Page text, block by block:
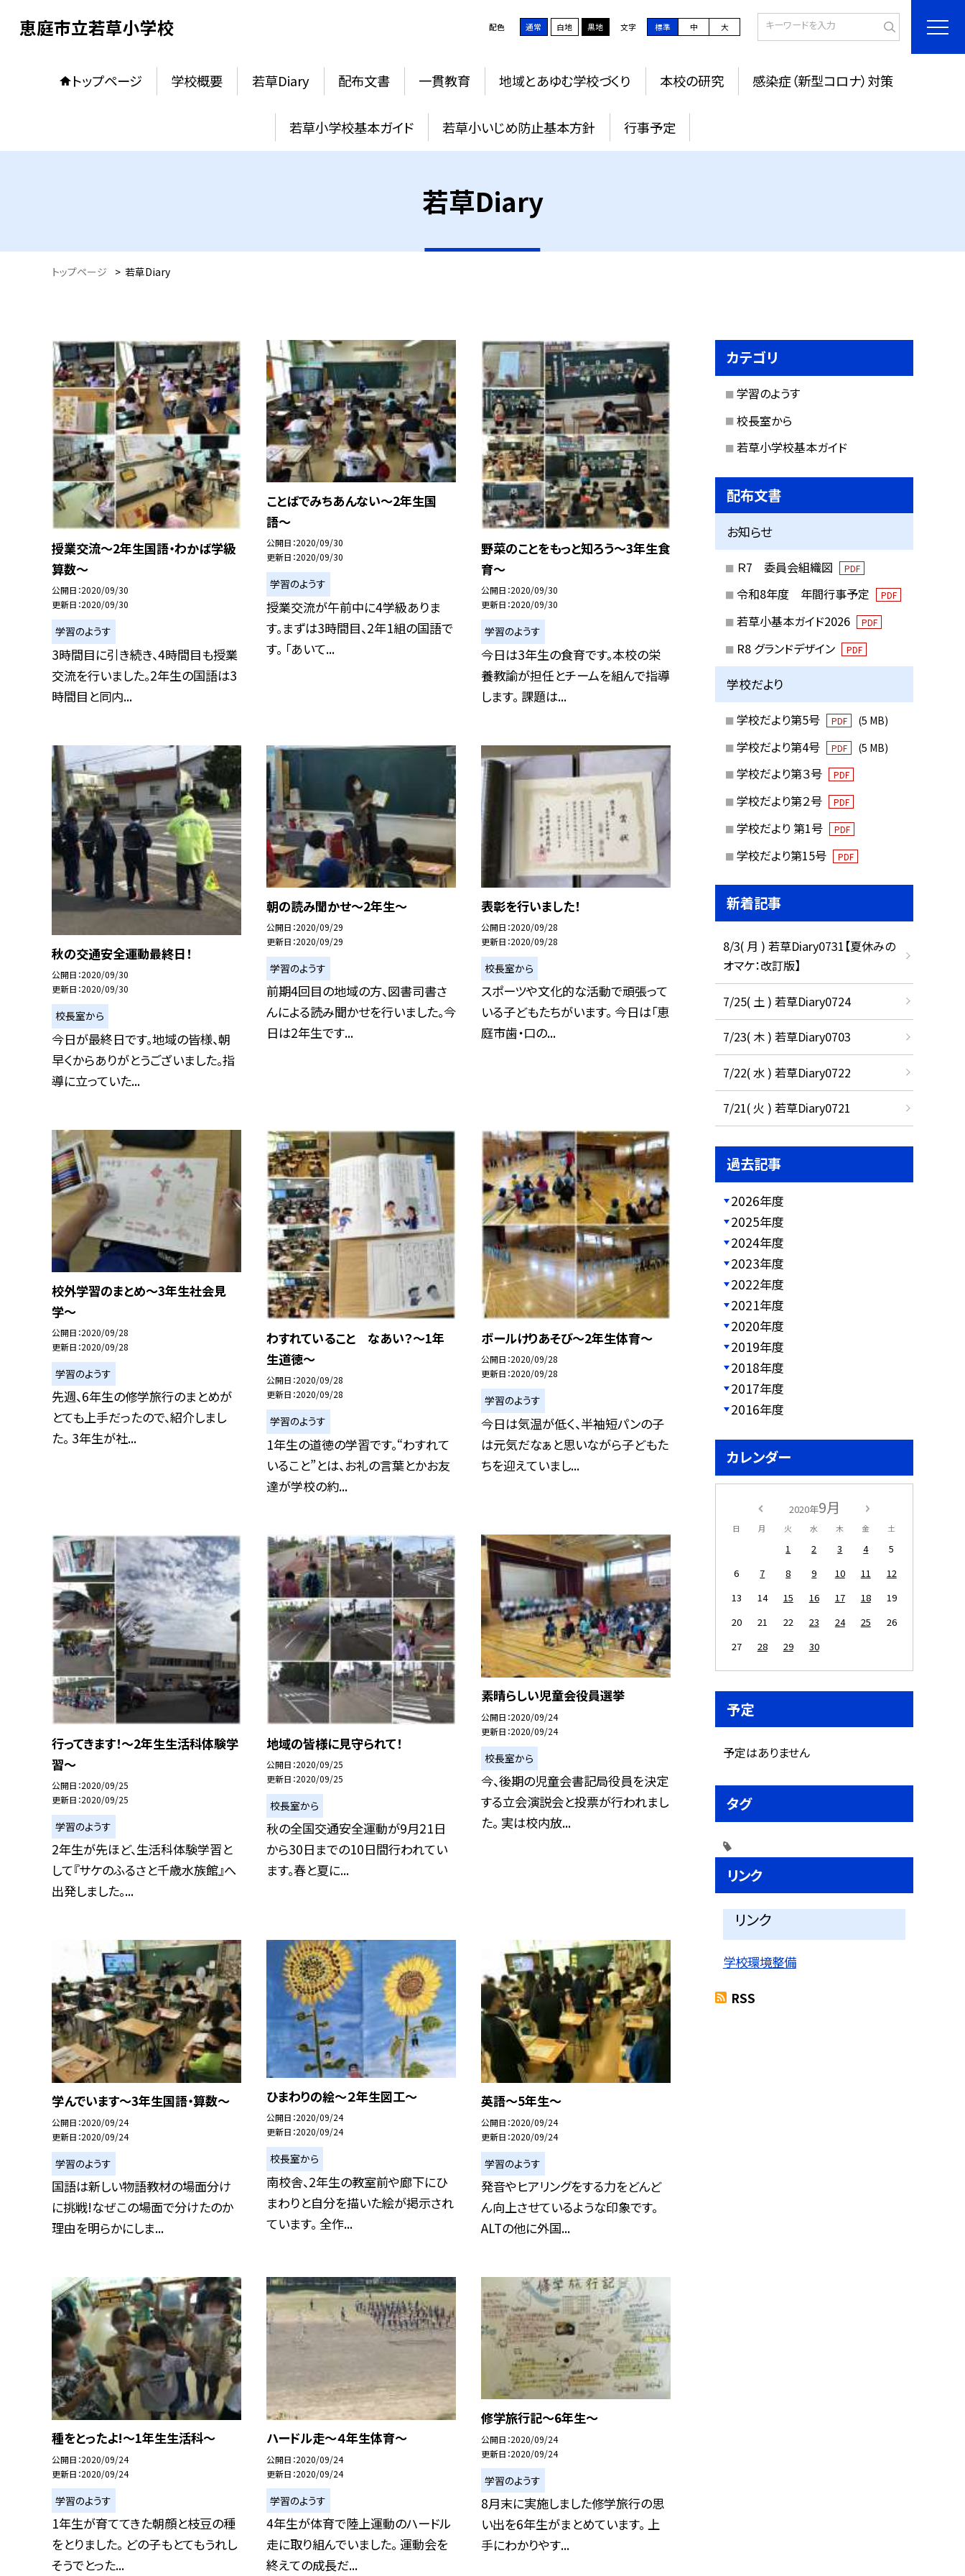
恵庭市立若草小学校 配色 通常 白地 黒地 文字 標準 中 大
トップページ 学校概要 若草Diary 配布文書 一貫教育 地域とあゆむ学校づくり 本校の研究 感染症（新型コロナ）対策
若草小学校基本ガイド 若草小いじめ防止基本方針 行事予定
若草Diary
トップページ > 若草Diary
授業交流〜2年生国語・わかば学級
算数〜
公開日 2020/09/30
更新日 2020/09/30
学習のようす
3時間目に引き続き、4時間目も授業
交流を行いました。2年生の国語は3
時間目と同内...
ことばでみちあんない〜2年生国
語〜
公開日 2020/09/30
更新日 2020/09/30
学習のようす
授業交流が午前中に4学級ありま
す。まずは3時間目、2年1組の国語で
す。 「あいて...
野菜のことをもっと知ろう〜3年生食
育〜
公開日 2020/09/30
更新日 2020/09/30
学習のようす
今日は3年生の食育です。本校の栄
養教諭が担任とチームを組んで指導
します。 課題は...
秋の交通安全運動最終日！
公開日 2020/09/30
更新日 2020/09/30
校長室から
今日が最終日です。地域の皆様、朝
早くからありがとうございました。指
導に立っていた...
朝の読み聞かせ〜2年生〜
公開日 2020/09/29
更新日 2020/09/29
学習のようす
前期4回目の地域の方、図書司書さ
んによる読み聞かせを行いました。今
日は2年生です...
表彰を行いました！
公開日 2020/09/28
更新日 2020/09/28
校長室から
スポーツや文化的な活動で頑張って
いる子どもたちがいます。 今日は「恵
庭市歯・口の...
校外学習のまとめ〜3年生社会見
学〜
公開日 2020/09/28
更新日 2020/09/28
学習のようす
先週、6年生の修学旅行のまとめが
とても上手だったので、紹介しまし
た。 3年生が社...
わすれていること なあい？〜1年
生道徳〜
公開日 2020/09/28
更新日 2020/09/28
学習のようす
1年生の道徳の学習です。“わすれて
いること”とは、お礼の言葉とかお友
達が学校の約...
ボールけりあそび〜2年生体育〜
公開日 2020/09/28
更新日 2020/09/28
学習のようす
今日は気温が低く、半袖短パンの子
は元気だなぁと思いながら子どもた
ちを迎えていまし...
行ってきます！〜2年生生活科体験学
習〜
公開日 2020/09/25
更新日 2020/09/25
学習のようす
2年生が先ほど、生活科体験学習と
して『サケのふるさと千歳水族館』へ
出発しました。...
地域の皆様に見守られて！
公開日 2020/09/25
更新日 2020/09/25
校長室から
秋の全国交通安全運動が9月21日
から30日までの10日間行われてい
ます。春と夏に...
素晴らしい児童会役員選挙
公開日 2020/09/24
更新日 2020/09/24
校長室から
今、後期の児童会書記局役員を決定
する立会演説会と投票が行われまし
た。 実は校内放...
学んでいます〜3年生国語・算数〜
公開日 2020/09/24
更新日 2020/09/24
学習のようす
国語は新しい物語教材の場面分け
に挑戦!なぜこの場面で分けたのか
理由を明らかにしま...
ひまわりの絵〜２年生図工〜
公開日 2020/09/24
更新日 2020/09/24
校長室から
南校舎、2年生の教室前や廊下にひ
まわりと自分を描いた絵が掲示され
ています。 全作...
英語〜5年生〜
公開日 2020/09/24
更新日 2020/09/24
学習のようす
発音やヒアリングをする力をどんど
ん向上させているような印象です。
ALTの他に外国...
種をとったよ!〜1年生生活科〜
公開日 2020/09/24
更新日 2020/09/24
学習のようす
1年生が育ててきた朝顔と枝豆の種
をとりました。 どの子もとてもうれし
そうでとった...
ハードル走〜４年生体育〜
公開日 2020/09/24
更新日 2020/09/24
学習のようす
4年生が体育で陸上運動のハードル
走に取り組んでいました。 運動会を
終えての成長だ...
修学旅行記〜6年生〜
公開日 2020/09/24
更新日 2020/09/24
学習のようす
8月末に実施しました修学旅行の思
い出を6年生がまとめています。 上
手にわかりやす...
カテゴリ
学習のようす
校長室から
若草小学校基本ガイド
配布文書
お知らせ
Ｒ7 委員会組織図 PDF
令和8年度 年間行事予定 PDF
若草小基本ガイド2026 PDF
R8 グランドデザイン PDF
学校だより
学校だより第5号 PDF (5 MB)
学校だより第4号 PDF (5 MB)
学校だより第３号 PDF
学校だより第２号 PDF
学校だより 第1号 PDF
学校だより第15号 PDF
新着記事
8/3( 月 ) 若草Diary0731【夏休みの
オマケ：改訂版】
7/25( 土 ) 若草Diary0724
7/23( 木 ) 若草Diary0703
7/22( 水 ) 若草Diary0722
7/21( 火 ) 若草Diary0721
過去記事
2026年度
2025年度
2024年度
2023年度
2022年度
2021年度
2020年度
2019年度
2018年度
2017年度
2016年度
カレンダー
2020年9月
日 月 火 水 木 金 土
1 2 3 4
5
6
7 8 9 10 11
12
13
14 15 16 17 18
19
20
21 22 23 24 25
26
27
28 29 30
予定
予定はありません
タグ
リンク
リンク
学校環境整備
RSS